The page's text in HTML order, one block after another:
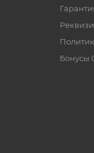
Бонусы